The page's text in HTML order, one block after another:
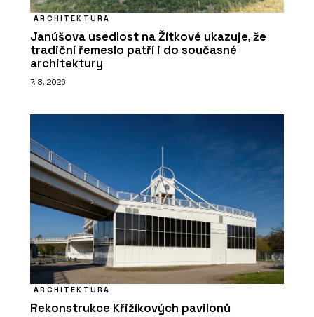
ARCHITEKTURA
Janúšova usedlost na Žítkové ukazuje, že
tradiční řemeslo patří i do současné
architektury
7. 8. 2026
ARCHITEKTURA
Rekonstrukce Křižíkových pavilonů